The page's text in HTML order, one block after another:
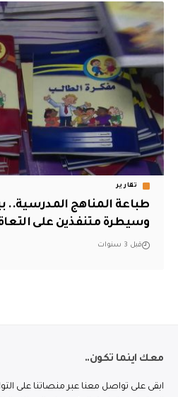
تقارير
طباعة المناهج المدرسية..
وسيطرة متنفذين على
قبل 3 سنوات
معك اينما تكون..
ابقى على تواصل معنا عبر منصاتنا على